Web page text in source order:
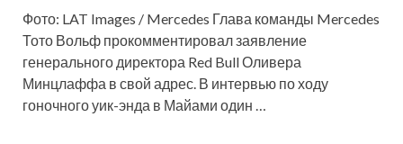
Фото: LAT Images / Mercedes Глава команды Mercedes
Тото Вольф прокомментировал заявление
генерального директора Red Bull Оливера
Минцлаффа в свой адрес. В интервью по ходу
гоночного уик-энда в Майами один …